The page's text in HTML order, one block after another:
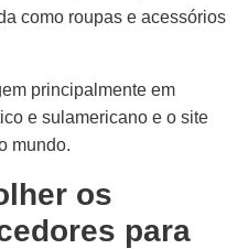
como roupas e acessórios
principalmente em
e sulamericano e o site
mundo.
os
para